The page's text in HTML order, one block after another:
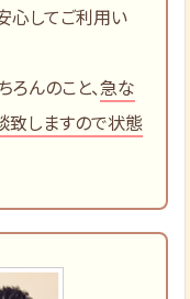
心してご利用い
んのこと、急な
致しますので状態